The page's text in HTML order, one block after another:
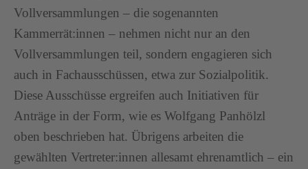
Vollversammlungen – die sogenannten
Kammerrät:innen – nehmen nicht nur an den
Vollversammlungen teil, sondern engagieren sich
auch in Fachausschüssen, etwa zur Sozialpolitik.
Diese Ausschüsse ergreifen auch Initiativen für
Anträge in der Form, wie es Wolfgang Panhölzl
oben beschrieben hat. Übrigens arbeiten die
gewählten Vertreter:innen allesamt ehrenamtlich – ein